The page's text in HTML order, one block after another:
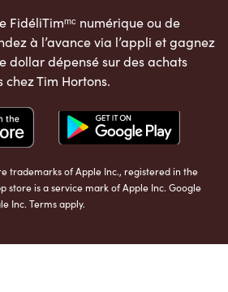
FidéliTimᵐᶜ numérique ou de
à l’avance via l’appli et gagnez
dollar dépensé sur des achats
Tim Hortons.
trademarks of Apple Inc., registered in the
store is a service mark of Apple Inc. Google
Inc. Terms apply.